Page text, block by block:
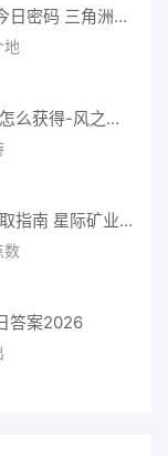
三角洲行动6月18日今日密码 三角洲行动2026年6月18今日摩斯密码分享
地
风之国世界次元宝珠怎么获得-风之国世界次元宝珠获取方法介绍
星际矿业研究点数获取指南 星际矿业研究点数获取方法
数
答案2026